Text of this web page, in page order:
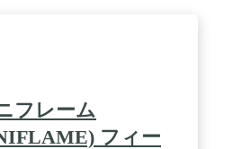
できます。 / 【サイズ】使用
（h）cm（一番低い状
（一番高い状態） 収納
（h）cm 総重量：約2kg(耐
状態）及び2段時約100kg、3段
170kg) / 【材質】フレーム／
品】収納ケース
フレーム
フィー